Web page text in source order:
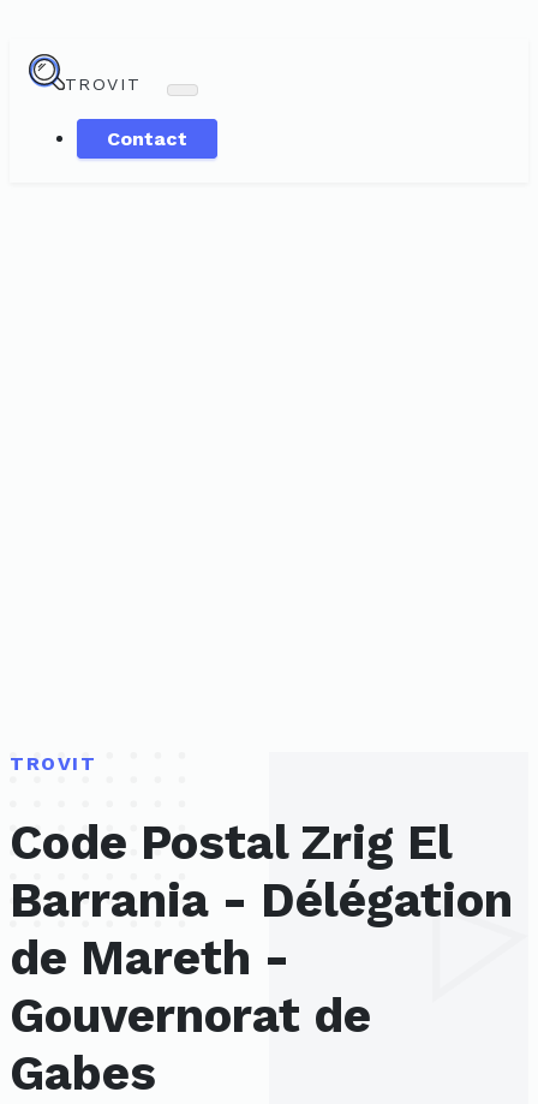
TROVIT
Contact
TROVIT
Code Postal Zrig El
Barrania - Délégation
de Mareth -
Gouvernorat de
Gabes